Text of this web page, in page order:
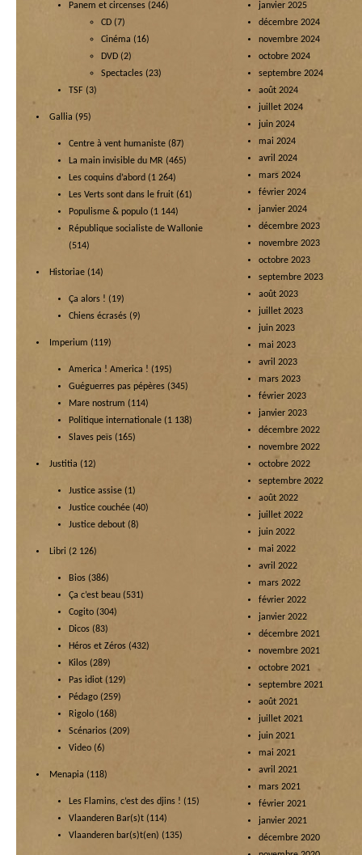
Panem et circenses (246)
CD (7)
Cinéma (16)
DVD (2)
Spectacles (23)
TSF (3)
Gallia (95)
Centre à vent humaniste (87)
La main invisible du MR (465)
Les coquins d’abord (1 264)
Les Verts sont dans le fruit (61)
Populisme & populo (1 144)
République socialiste de Wallonie
(514)
Historiae (14)
Ça alors ! (19)
Chiens écrasés (9)
Imperium (119)
America ! America ! (195)
Guéguerres pas pépères (345)
Mare nostrum (114)
Politique internationale (1 138)
Slaves peïs (165)
Justitia (12)
Justice assise (1)
Justice couchée (40)
Justice debout (8)
Libri (2 126)
Bios (386)
Ça c’est beau (531)
Cogito (304)
Dicos (83)
Héros et Zéros (432)
Kilos (289)
Pas idiot (129)
Pédago (259)
Rigolo (168)
Scénarios (209)
Video (6)
Menapia (118)
Les Flamins, c’est des djins ! (15)
Vlaanderen Bar(s)t (114)
Vlaanderen bar(s)t(en) (135)
janvier 2025
décembre 2024
novembre 2024
octobre 2024
septembre 2024
août 2024
juillet 2024
juin 2024
mai 2024
avril 2024
mars 2024
février 2024
janvier 2024
décembre 2023
novembre 2023
octobre 2023
septembre 2023
août 2023
juillet 2023
juin 2023
mai 2023
avril 2023
mars 2023
février 2023
janvier 2023
décembre 2022
novembre 2022
octobre 2022
septembre 2022
août 2022
juillet 2022
juin 2022
mai 2022
avril 2022
mars 2022
février 2022
janvier 2022
décembre 2021
novembre 2021
octobre 2021
septembre 2021
août 2021
juillet 2021
juin 2021
mai 2021
avril 2021
mars 2021
février 2021
janvier 2021
décembre 2020